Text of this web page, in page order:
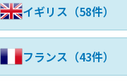
イギリス（58件）
フランス（43件）